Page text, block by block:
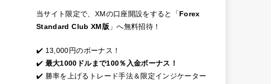
当サイト限定で、XMの口座開設をすると「Forex
Standard Club XM版 」へ無料招待！
✔️ 13,000円のボーナス！
✔️ 最大1000ドルまで100％入金ボーナス！
✔️ 勝率を上げるトレード手法＆限定インジケーター